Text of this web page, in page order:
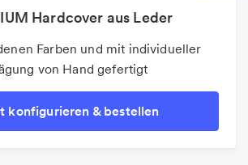
Hardcover aus Leder
Farben und mit individueller
von Hand gefertigt
konfigurieren & bestellen